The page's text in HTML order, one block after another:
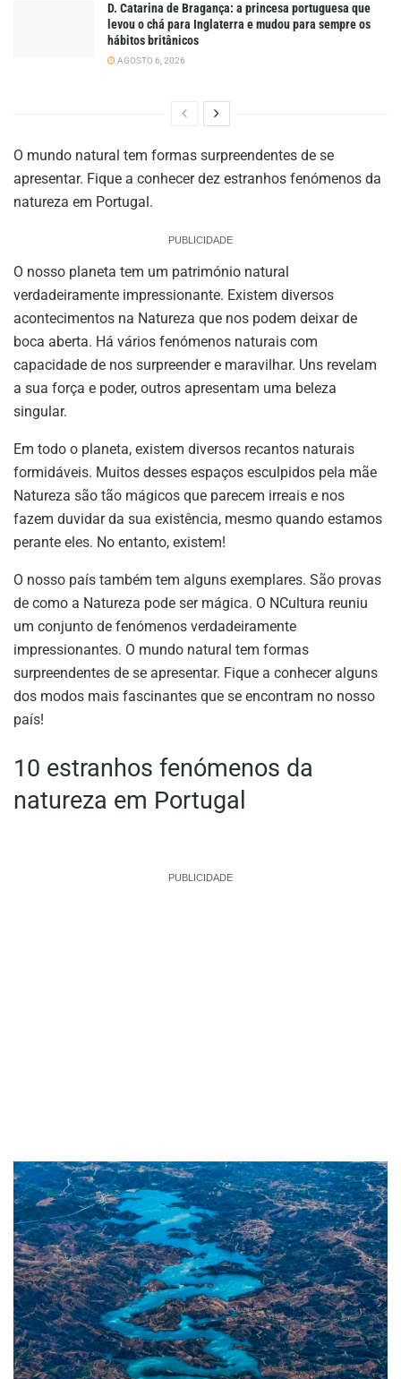
D. Catarina de Bragança: a princesa portuguesa que
levou o chá para Inglaterra e mudou para sempre os
hábitos britânicos
AGOSTO 6, 2026
O mundo natural tem formas surpreendentes de se
apresentar. Fique a conhecer dez estranhos fenómenos da
natureza em Portugal.
PUBLICIDADE
O nosso planeta tem um património natural
verdadeiramente impressionante. Existem diversos
acontecimentos na Natureza que nos podem deixar de
boca aberta. Há vários fenómenos naturais com
capacidade de nos surpreender e maravilhar. Uns revelam
a sua força e poder, outros apresentam uma beleza
singular.
Em todo o planeta, existem diversos recantos naturais
formidáveis. Muitos desses espaços esculpidos pela mãe
Natureza são tão mágicos que parecem irreais e nos
fazem duvidar da sua existência, mesmo quando estamos
perante eles. No entanto, existem!
O nosso país também tem alguns exemplares. São provas
de como a Natureza pode ser mágica. O NCultura reuniu
um conjunto de fenómenos verdadeiramente
impressionantes. O mundo natural tem formas
surpreendentes de se apresentar. Fique a conhecer alguns
dos modos mais fascinantes que se encontram no nosso
país!
10 estranhos fenómenos da
natureza em Portugal
PUBLICIDADE